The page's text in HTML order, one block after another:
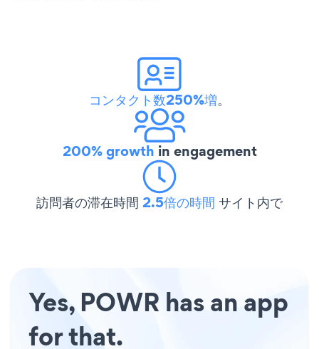
コンタクト数250%増。
200% growth in engagement
訪問者の滞在時間 2.5倍の時間 サイト内で
Yes, POWR has an app
for that.